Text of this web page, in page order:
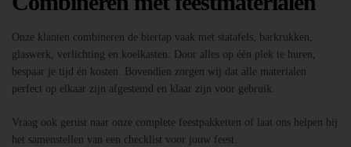
Onze klanten combineren de biertap vaak met statafels, barkrukken,
glaswerk, verlichting en koelkasten. Door alles op één plek te huren,
bespaar je tijd én kosten. Bovendien zorgen wij dat alle materialen
perfect op elkaar zijn afgestemd en klaar zijn voor gebruik.
Vraag ook gerust naar onze complete feestpakketten of laat ons helpen bij
het samenstellen van een checklist voor jouw feest.